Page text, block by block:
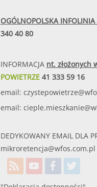
OGÓLNOPOLSKA
340 40 80
INFORMACJA nt. złożonych
POWIETRZE41 333 59 16
email:
email:
DEDYKOWANY EMAIL DLA
mikroretencja@wfos.com.pl